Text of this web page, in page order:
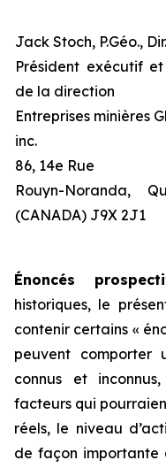
Jack Stoch, P.Géo.,
Président exécutif
de la direction
Entreprises minières
inc.
86, 14e Rue
Rouyn-Noranda,
(CANADA) J9X 2J1
Énoncés
historiques, le
contenir certains «
peuvent comporter
connus et
facteurs qui
réels, le niveau
de façon importante